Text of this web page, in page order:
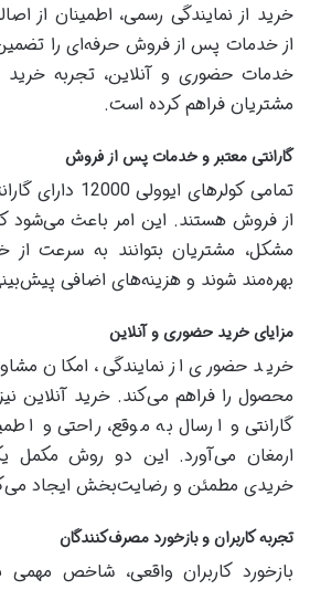
خرید از نمایندگی رسمی، اطمینان از
از خدمات پس از فروش حرفه‌ای را تضمین
خدمات حضوری و آنلاین، تجربه
مشتریان فراهم کرده است.
گارانتی معتبر و خدمات پس از فروش
تمامی کولرهای
از فروش هستند. این امر باعث می‌شود
مشکل، مشتریان بتوانند به سرعت از
بهره‌مند شوند و هزینه‌های اضافی
مزایای خرید حضوری و آنلاین
خرید حضوری از نمایندگی، امکان
محصول را فراهم می‌کند. خرید آنلاین نیز
گارانتی و ارسال به موقع، راحتی و
ارمغان می‌آورد. این دو روش مکمل
خریدی مطمئن و رضایت‌بخش ایجاد
تجربه کاربران و بازخورد مصرف‌کنندگان
بازخورد کاربران واقعی، شاخص